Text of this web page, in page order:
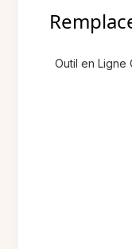
Outil en Ligne